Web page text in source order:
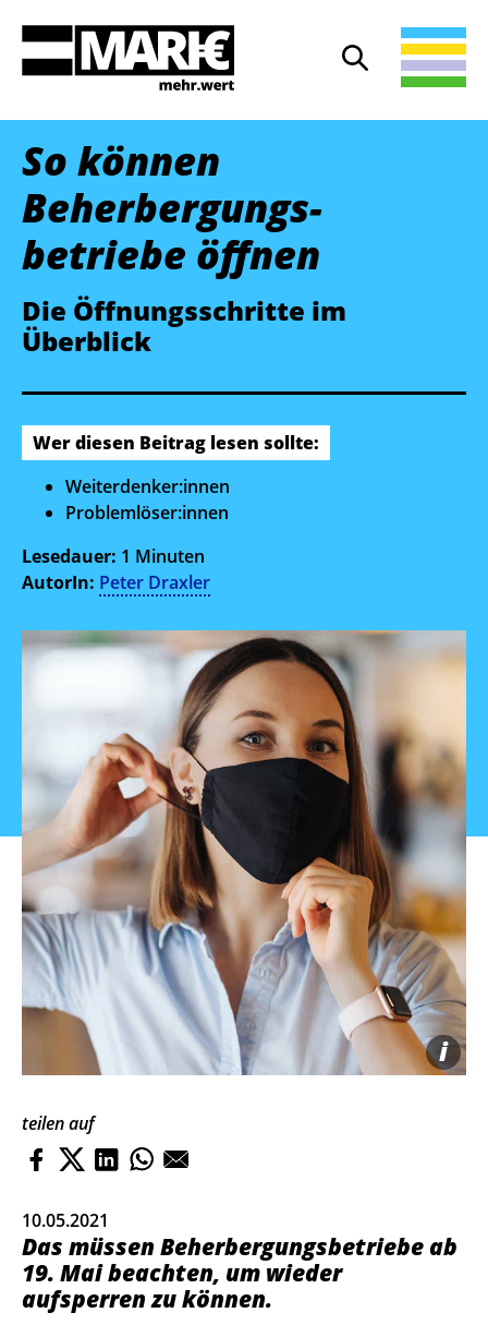
Suche öffnen
Suche
So können
Beherbergungs­
betriebe öffnen
Die Öffnungsschritte im
Überblick
Wer diesen Beitrag lesen sollte:
Weiterdenker:innen
Problemlöser:innen
Lesedauer: 1 Minuten
AutorIn: Peter Draxler
i
teilen auf
10.05.2021
Das müssen Beherbergungs­betriebe ab
19. Mai beachten, um wieder
aufsperren zu können.